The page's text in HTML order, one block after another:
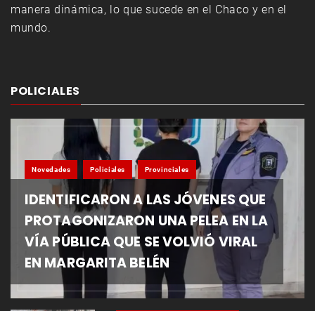
manera dinámica, lo que sucede en el Chaco y en el
mundo.
POLICIALES
Novedades Policiales Provinciales
IDENTIFICARON A LAS JÓVENES QUE
PROTAGONIZARON UNA PELEA EN LA
VÍA PÚBLICA QUE SE VOLVIÓ VIRAL
EN MARGARITA BELÉN